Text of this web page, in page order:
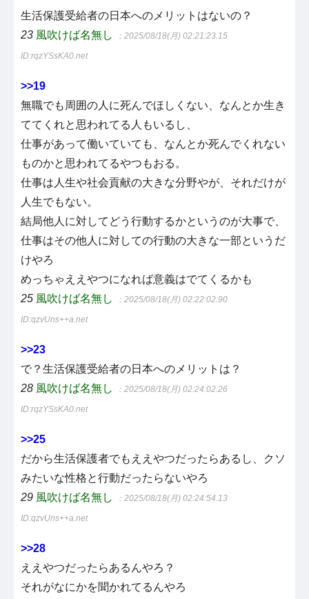
生活保護受給者の日本へのメリットはないの？
23 風吹けば名無し ：2025/08/18(月) 02:21:23.15
ID:rqzYSsKA0.net
>>19
無職でも周囲の人に死んでほしくない、なんとか生き
ててくれと思われてる人もいるし、
仕事があって働いていても、なんとか死んでくれない
ものかと思われてるやつもおる。
仕事は人生や社会貢献の大きな分野やが、それだけが
人生でもない。
結局他人に対してどう行動するかというのが大事で、
仕事はその他人に対しての行動の大きな一部というだ
けやろ
めっちゃええやつになれば意義はでてくるかも
25 風吹けば名無し ：2025/08/18(月) 02:22:02.90
ID:qzvUns++a.net
>>23
で？生活保護受給者の日本へのメリットは？
28 風吹けば名無し ：2025/08/18(月) 02:24:02.26
ID:rqzYSsKA0.net
>>25
だから生活保護者でもええやつだったらあるし、クソ
みたいな性格と行動だったらないやろ
29 風吹けば名無し ：2025/08/18(月) 02:24:54.13
ID:qzvUns++a.net
>>28
ええやつだったらあるんやろ？
それがなにかを聞かれてるんやろ